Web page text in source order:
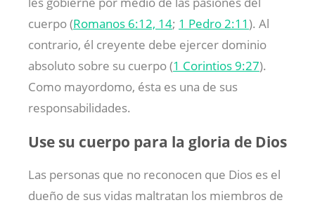
cuerpo (Romanos 6:12, 14; 1 Pedro 2:11). Al
contrario, él creyente debe ejercer dominio
absoluto sobre su cuerpo (1 Corintios 9:27).
Como mayordomo, ésta es una de sus
responsabilidades.
Use su cuerpo para la gloria de Dios
Las personas que no reconocen que Dios es el
dueño de sus vidas maltratan los miembros de